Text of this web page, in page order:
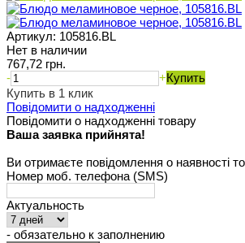
Артикул: 105816.BL
Нет в наличии
767,72 грн.
-
+Купить
Купить в 1 клик
Повідомити о надходженні
Повідомити о надходженні товару
Ваша заявка прийнята!
Ви отримаєте повідомлення о наявності
Номер моб. телефона (SMS)
Актуальность
- обязательно к заполнению